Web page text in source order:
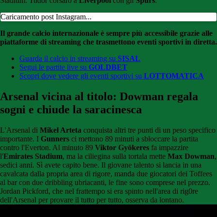
Caricamento post Instagram...
Il grande calcio internazionale è sempre più accessibile grazie alle
piattaforme di streaming che trasmettono eventi sportivi in diretta.
Guarda il calcio in streaming su SISAL
Segui le partite live su GOLDBET
Scopri dove vedere gli eventi sportivi su LOTTOMATICA
Arsenal vicina al titolo: Dowman regala
sogni e chiude la saracinesca
L'Arsenal di Mikel Arteta conquista altri tre punti di un peso specifico
importante. I Gunners ci mettono 89 minuti a sbloccare la partita
contro l'Everton. Al minuto 89 Viktor Gyökeres fa impazzire
l'Emirates Stadium, ma la ciliegina sulla tortala mette Max Dowman,
sedici anni. Sì avete capito bene. Il giovane talento si lancia in una
cavalcata dalla propria area di rigore, manda due giocatori dei Toffees
al bar con due dribbling ubriacanti, le fine sono comprese nel prezzo.
Jordan Pickford, che nel frattempo si era spinto nell'area di rig0re
dell'Arsenal per provare il tutto per tutto, osserva da lontano.